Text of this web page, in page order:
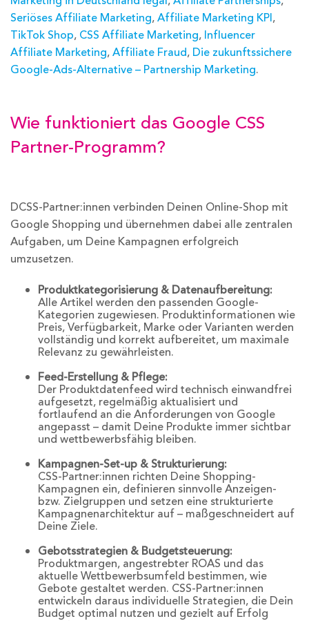
Seriöses Affiliate Marketing,Affiliate Marketing KPI,
TikTok Shop, CSS Affiliate Marketing, Influencer
Affiliate Marketing,Affiliate Fraud, Die zukunftssichere
Google-Ads-Alternative – Partnership Marketing.
Wie funktioniert das Google CSS
Partner-Programm?
DCSS-Partner:innen verbinden Deinen Online-Shop mit
Google Shopping und übernehmen dabei alle zentralen
Aufgaben, um Deine Kampagnen erfolgreich
umzusetzen.
Produktkategorisierung & Datenaufbereitung:
Alle Artikel werden den passenden Google-
Kategorien zugewiesen. Produktinformationen wie
Preis, Verfügbarkeit, Marke oder Varianten werden
vollständig und korrekt aufbereitet, um maximale
Relevanz zu gewährleisten.
Feed-Erstellung & Pflege:
Der Produktdatenfeed wird technisch einwandfrei
aufgesetzt, regelmäßig aktualisiert und
fortlaufend an die Anforderungen von Google
angepasst – damit Deine Produkte immer sichtbar
und wettbewerbsfähig bleiben.
Kampagnen-Set-up & Strukturierung:
CSS-Partner:innen richten Deine Shopping-
Kampagnen ein, definieren sinnvolle Anzeigen-
bzw. Zielgruppen und setzen eine strukturierte
Kampagnenarchitektur auf – maßgeschneidert auf
Deine Ziele.
Gebotsstrategien & Budgetsteuerung:
Produktmargen, angestrebter ROAS und das
aktuelle Wettbewerbsumfeld bestimmen, wie
Gebote gestaltet werden. CSS-Partner:innen
entwickeln daraus individuelle Strategien, die Dein
Budget optimal nutzen und gezielt auf Erfolg